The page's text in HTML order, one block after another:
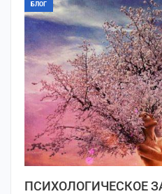
БЛОГ
ПСИХОЛОГИЧЕСКОЕ